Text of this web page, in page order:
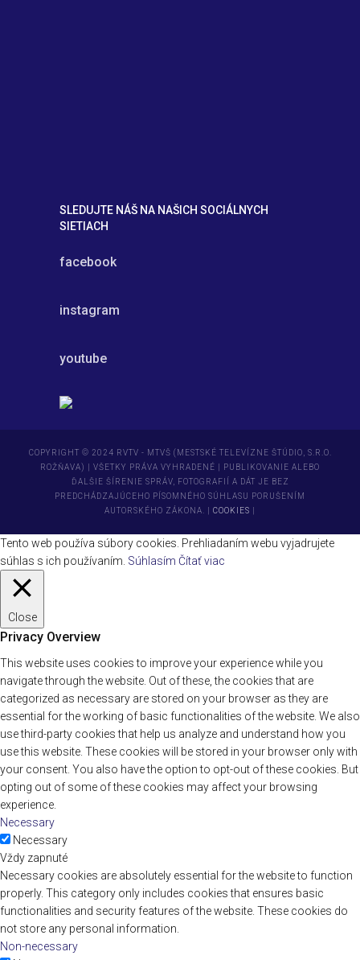
SLEDUJTE NÁŠ NA NAŠICH SOCIÁLNYCH
SIETIACH
facebook
instagram
youtube
COPYRIGHT © 2024 RVTV - MTVŠ (MESTSKÉ TELEVÍZNE ŠTÚDIO, S.R.O.
ROŽŇAVA) | VŠETKY PRÁVA VYHRADENÉ | PUBLIKOVANIE ALEBO
ĎALŠIE ŠÍRENIE SPRÁV, FOTOGRAFIÍ A DÁT JE BEZ
PREDCHÁDZAJÚCEHO PÍSOMNÉHO SÚHLASU PORUŠENÍM
AUTORSKÉHO ZÁKONA. | COOKIES
Tento web používa súbory cookies. Prehliadaním webu vyjadrujete
súhlas s ich používaním. Súhlasím Čítať viac
Close
Privacy Overview
This website uses cookies to improve your experience while you
navigate through the website. Out of these, the cookies that are
categorized as necessary are stored on your browser as they are
essential for the working of basic functionalities of the website. We also
use third-party cookies that help us analyze and understand how you
use this website. These cookies will be stored in your browser only with
your consent. You also have the option to opt-out of these cookies. But
opting out of some of these cookies may affect your browsing
experience.
Necessary
Necessary
Vždy zapnuté
Necessary cookies are absolutely essential for the website to function
properly. This category only includes cookies that ensures basic
functionalities and security features of the website. These cookies do
not store any personal information.
Non-necessary